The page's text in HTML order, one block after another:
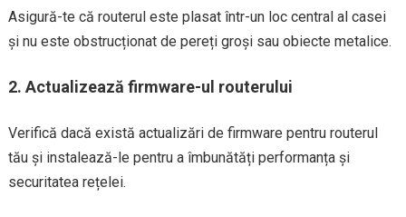
Asigură-te că routerul este plasat într-un loc central al casei
și nu este obstrucționat de pereți groși sau obiecte metalice.
2. Actualizează firmware-ul routerului
Verifică dacă există actualizări de firmware pentru routerul
tău și instalează-le pentru a îmbunătăți performanța și
securitatea rețelei.